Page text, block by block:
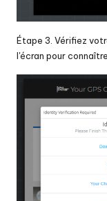
Étape 3. Vérifiez
l'écran pour